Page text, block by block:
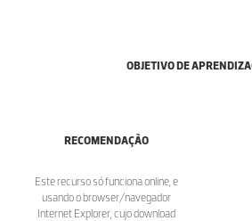
OBJETIVO DE
RECOMENDAÇÃO
Este recurso só funciona online, e
usando o browser/navegador
Internet Explorer, cujo download